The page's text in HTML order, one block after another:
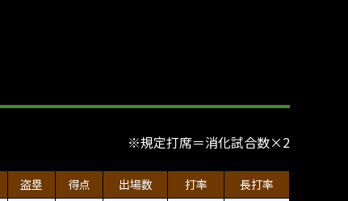
※規定打席＝消化試合数×2
盗塁 得点 出場数 打率
長打率